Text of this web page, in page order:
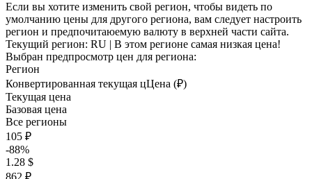
Если вы хотите изменить свой регион, чтобы видеть по
умолчанию цены для другого региона, вам следует настроить
регион и предпочитаюемую валюту в верхней части сайта.
Текущий регион: RU | В этом регионе самая низкая цена!
Выбран предпросмотр цен для региона:
Регион
Конвертированная текущая цЦена (₽)
Текущая цена
Базовая цена
Все регионы
105 ₽
-88%
1.28 $
862 ₽